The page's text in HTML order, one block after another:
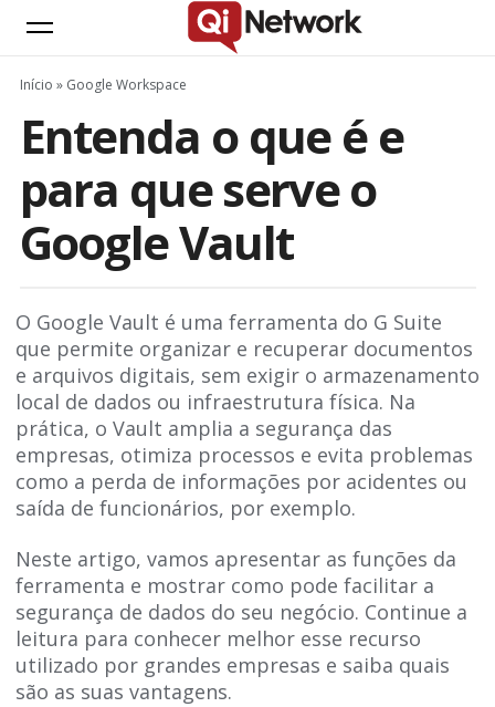
Início » Google Workspace
Entenda o que é e
para que serve o
Google Vault
O Google Vault é uma ferramenta do G Suite
que permite organizar e recuperar documentos
e arquivos digitais, sem exigir o armazenamento
local de dados ou infraestrutura física. Na
prática, o Vault amplia a segurança das
empresas, otimiza processos e evita problemas
como a perda de informações por acidentes ou
saída de funcionários, por exemplo.
Neste artigo, vamos apresentar as funções da
ferramenta e mostrar como pode facilitar a
segurança de dados do seu negócio. Continue a
leitura para conhecer melhor esse recurso
utilizado por grandes empresas e saiba quais
são as suas vantagens.